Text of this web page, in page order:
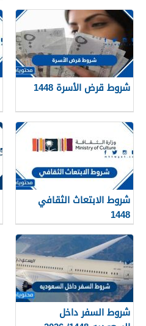
شروط قرض الأسرة 1448
شروط الابتعاث الثقافي
1448
شروط السفر داخل